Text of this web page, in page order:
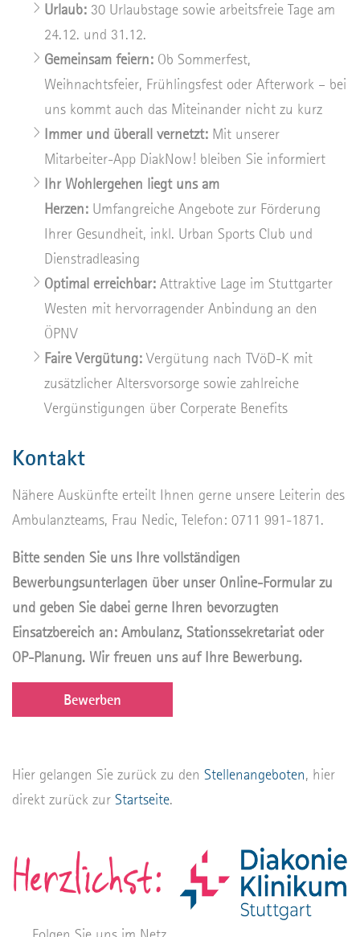
Urlaub: 30 Urlaubstage sowie arbeitsfreie Tage am
24.12. und 31.12.
Gemeinsam feiern: Ob Sommerfest,
Weihnachtsfeier, Frühlingsfest oder Afterwork – bei
uns kommt auch das Miteinander nicht zu kurz
Immer und überall vernetzt: Mit unserer
Mitarbeiter-App DiakNow! bleiben Sie informiert
Ihr Wohlergehen liegt uns am
Herzen: Umfangreiche Angebote zur Förderung
Ihrer Gesundheit, inkl. Urban Sports Club und
Dienstradleasing
Optimal erreichbar: Attraktive Lage im Stuttgarter
Westen mit hervorragender Anbindung an den
ÖPNV
Faire Vergütung:Vergütung nach TVöD-K mit
zusätzlicher Altersvorsorge sowie zahlreiche
Vergünstigungen über Corperate Benefits
Kontakt
Nähere Auskünfte erteilt Ihnen gerne unsere Leiterin des
Ambulanzteams, Frau Nedic, Telefon: 0711 991-1871.
Bitte senden Sie uns Ihre vollständigen
Bewerbungsunterlagen über unser Online-Formular zu
und geben Sie dabei gerne Ihren bevorzugten
Einsatzbereich an: Ambulanz, Stationssekretariat oder
OP-Planung. Wir freuen uns auf Ihre Bewerbung.
Bewerben
Hier gelangen Sie zurück zu den Stellenangeboten , hier
direkt zurück zur Startseite
Folgen Sie uns im Netz